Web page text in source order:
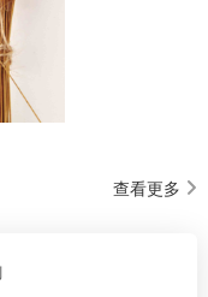
查看更多